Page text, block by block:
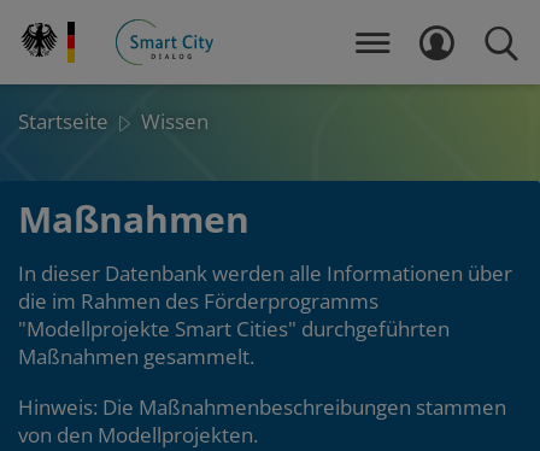
zum
MENÜ LOGIN
Startseite Wissen
Maßnahmen
In dieser Datenbank werden alle Informationen über
die im Rahmen des Förderprogramms
"Modellprojekte Smart Cities" durchgeführten
Maßnahmen gesammelt.
Hinweis: Die Maßnahmenbeschreibungen stammen
von den Modellprojekten.